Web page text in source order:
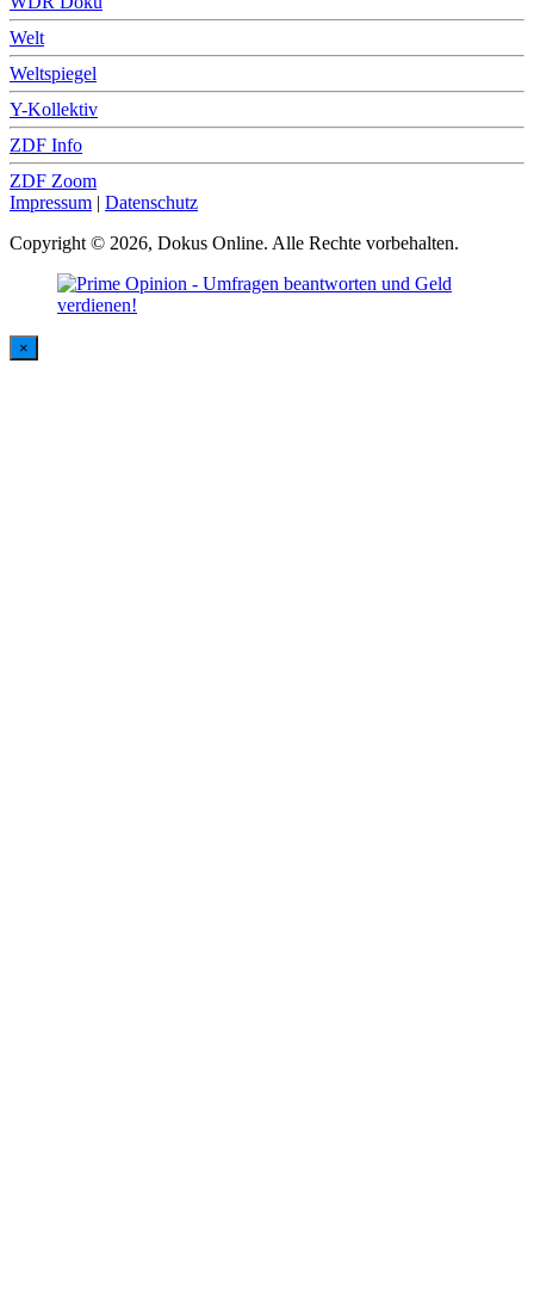
Welt
Weltspiegel
Y-Kollektiv
ZDF Info
ZDF Zoom
Impressum | Datenschutz
Copyright © 2026, Dokus Online. Alle Rechte vorbehalten.
×